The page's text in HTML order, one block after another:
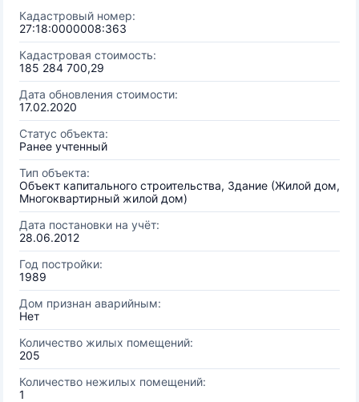
Кадастровый номер:
27:18:0000008:363
Кадастровая стоимость:
185 284 700,29
Дата обновления стоимости:
17.02.2020
Статус объекта:
Ранее учтенный
Тип объекта:
Объект капитального строительства, Здание (Жилой дом,
Многоквартирный жилой дом)
Дата постановки на учёт:
28.06.2012
Год постройки:
1989
Дом признан аварийным:
Нет
Количество жилых помещений:
205
Количество нежилых помещений:
1